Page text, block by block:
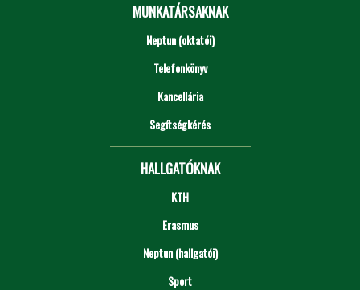
MUNKATÁRSAKNAK
Neptun (oktatói)
Telefonkönyv
Kancellária
Segítségkérés
HALLGATÓKNAK
KTH
Erasmus
Neptun (hallgatói)
Sport